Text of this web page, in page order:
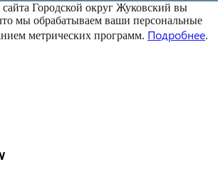
Городской округ Жуковский вы
мы обрабатываем ваши персональные
метрических программ. Подробнее.